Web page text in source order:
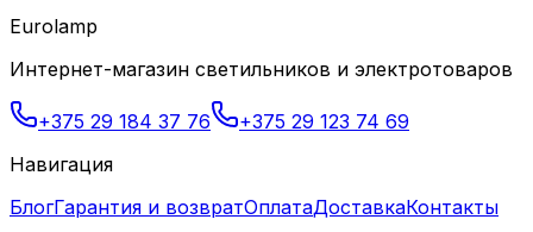
Eurolamp
Интернет-магазин светильников и электротоваров
+375 29 184 37 76
+375 29 123 74 69
Навигация
БлогГарантия и возвратОплатаДоставкаКонтакты